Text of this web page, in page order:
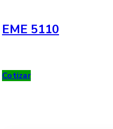
EME 5110
Cotizar